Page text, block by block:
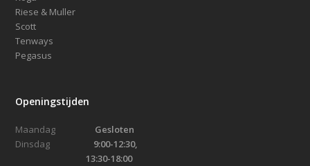
Riese & Muller
Scott
Tenways
Pegasus
Openingstijden
Maandag Gesloten
Dinsdag 9:00-12:30,
13:30-18:00